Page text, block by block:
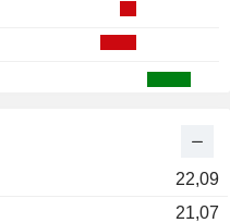
22,09
21,07